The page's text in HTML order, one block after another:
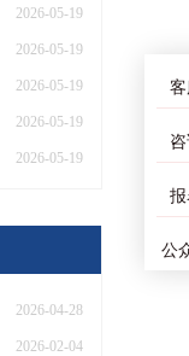
2026-05-19
2026-05-19
2026-05-19
2026-05-19
2026-05-19
2026-04-28
2026-02-04
公